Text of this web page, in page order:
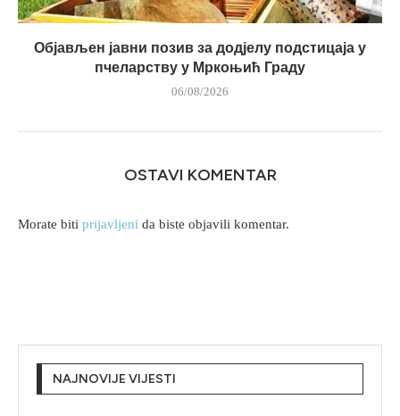
Објављен јавни позив за додјелу подстицаја у
пчеларству у Мркоњић Граду
06/08/2026
OSTAVI KOMENTAR
Morate biti prijavljeni da biste objavili komentar.
NAJNOVIJE VIJESTI